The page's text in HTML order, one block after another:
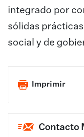
integrado por
sólidas
social y de
Imprimir
Contacto